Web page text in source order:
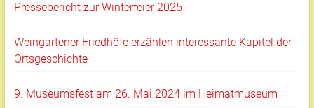
Pressebericht zur Winterfeier 2025
Weingartener Friedhöfe erzählen interessante Kapitel der
Ortsgeschichte
9. Museumsfest am 26. Mai 2024 im Heimatmuseum